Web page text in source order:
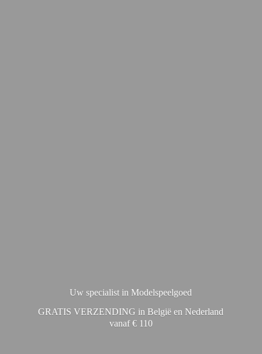
Uw specialist in Modelspeelgoed
GRATIS VERZENDING in België en Nederland
vanaf € 110